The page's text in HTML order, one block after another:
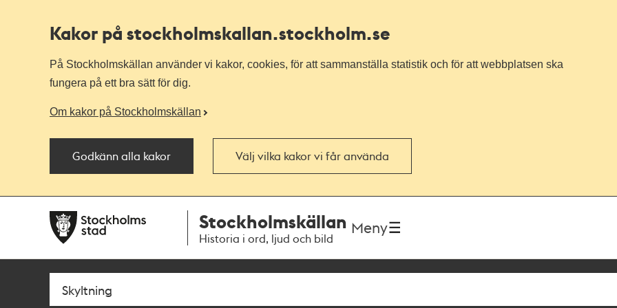
Kakor på stockholmskallan.stockholm.se
På Stockholmskällan använder vi kakor, cookies, för att sammanställa statistik och för att webbplatsen ska
fungera på ett bra sätt för dig.
Om kakor på Stockholmskällan
Godkänn alla kakor Välj vilka kakor vi får använda
navigationen
huvudinnehållet
Stockholmskällan
Historia i ord, ljud och bild
Meny
Sök